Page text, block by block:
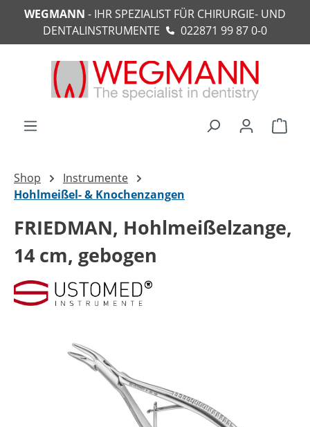
springen
WEGMANN - IHR SPEZIALIST FÜR CHIRURGIE- UND
DENTALINSTRUMENTE
022871 99 87 0-0
Shop
Instrumente
Hohlmeißel- & Knochenzangen
FRIEDMAN, Hohlmeißelzange,
14 cm, gebogen
Bildergalerie überspringen